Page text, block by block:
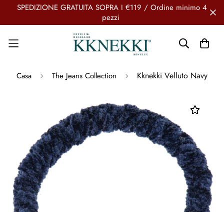
SPEDIZIONE GRATUITA SOPRA I €119 / Ordine minimo 4
pezzi
Casa The Jeans Collection Kknekki Velluto Navy